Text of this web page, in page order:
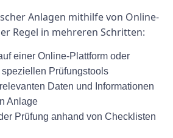
Anlagen mithilfe von Online-
Regel in mehreren Schritten:
einer Online-Plattform oder
Prüfungstools
Daten und Informationen
Anlage
Prüfung anhand von Checklisten